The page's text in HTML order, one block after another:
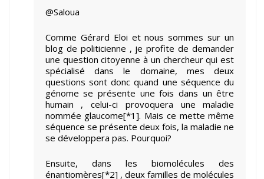
@Saloua
Comme Gérard Eloi et nous sommes sur un
blog de politicienne , je profite de demander
une question citoyenne à un chercheur qui est
spécialisé dans le domaine, mes deux
questions sont donc quand une séquence du
génome se présente une fois dans un être
humain , celui-ci provoquera une maladie
nommée glaucome[*1]. Mais ce mette même
séquence se présente deux fois, la maladie ne
se développera pas. Pourquoi?
Ensuite, dans les biomolécules des
énantiomères[*2] , deux familles de molécules